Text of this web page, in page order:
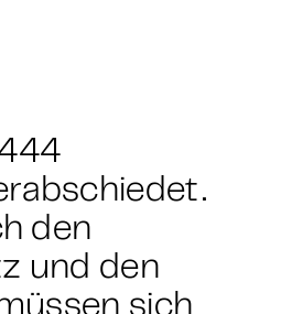
den
und den
sich